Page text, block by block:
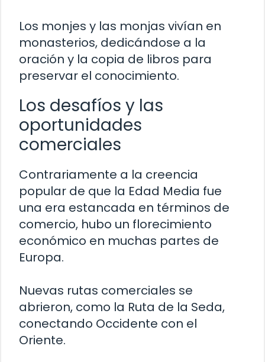
Los monjes y las monjas vivían en
monasterios, dedicándose a la
oración y la copia de libros para
preservar el conocimiento.
Los desafíos y las
oportunidades
comerciales
Contrariamente a la creencia
popular de que la Edad Media fue
una era estancada en términos de
comercio, hubo un florecimiento
económico en muchas partes de
Europa.
Nuevas rutas comerciales se
abrieron, como la Ruta de la Seda,
conectando Occidente con el
Oriente.